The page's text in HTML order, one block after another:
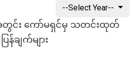
--Select Year--
အတွင်း ကော်မရှင်မှ သတင်းထုတ်
ပြန်ချက်များ